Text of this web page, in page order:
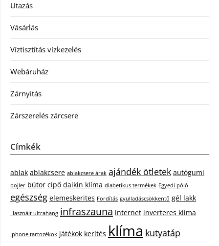
Utazás
Vásárlás
Víztisztítás vízkezelés
Webáruház
Zárnyitás
Zárszerelés zárcsere
Címkék
ablak ablakcsere ablakcsere árak ajándék ötletek autógumi
bojler bútor cipő daikin klíma diabetikus termékek Egyedi póló
egészség elemeskerites Fordítás gyulladáscsökkentő gél lakk
Használt ultrahang infraszauna internet inverteres klíma
Iphone tartozékok játékok kerítés klíma kutyatáp